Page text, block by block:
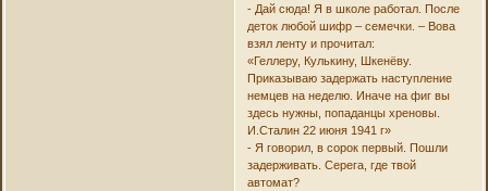
- Дай сюда! Я в школе работал. После
деток любой шифр – семечки. – Вова
взял ленту и прочитал:
«Геллеру, Кулькину, Шкенёву.
Приказываю задержать наступление
немцев на неделю. Иначе на фиг вы
здесь нужны, попаданцы хреновы.
И.Сталин 22 июня 1941 г»
- Я говорил, в сорок первый. Пошли
задерживать. Серега, где твой
автомат?